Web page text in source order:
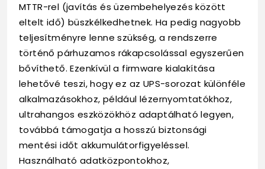
MTTR-rel (javítás és üzembehelyezés között
eltelt idő) büszkélkedhetnek. Ha pedig nagyobb
teljesítményre lenne szükség, a rendszerre
történő párhuzamos rákapcsolással egyszerűen
bővíthető. Ezenkívül a firmware kialakítása
lehetővé teszi, hogy ez az UPS-sorozat különféle
alkalmazásokhoz, például lézernyomtatókhoz,
ultrahangos eszközökhöz adaptálható legyen,
továbbá támogatja a hosszú biztonsági
mentési időt akkumulátorfigyeléssel.
Használható adatközpontokhoz,